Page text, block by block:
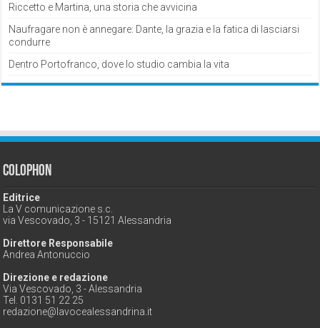
Riccetto e Martina, una storia che avvicina
Naufragare non è annegare: Dante, la grazia e la fatica di lasciarsi
condurre
Dentro Portofranco, dove lo studio cambia la vita
Colophon
Editrice
La V comunicazione s.c.
via Vescovado, 3 - 15121 Alessandria
Direttore Responsabile
Andrea Antonuccio
Direzione e redazione
Via Vescovado, 3 - Alessandria
Tel. 0131 51 22 25
redazione@lavocealessandrina.it